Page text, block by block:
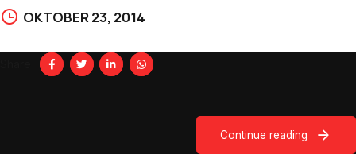
OKTOBER 23, 2014
Continue reading